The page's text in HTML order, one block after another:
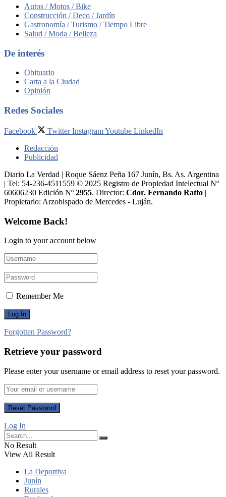
Autos / Motos / Bike
Construcción / Deco / Jardín
Gastronomía / Turismo / Tiempo Libre
Salud / Moda / Belleza
De interés
Obituario
Carta a la Ciudad
Opinión
Redes Sociales
Facebook Twitter InstagramYoutube LinkedIn
Redacción
Publicidad
Diario La Verdad | Roque Sáenz Peña 167 Junín, Bs. As. Argentina
| Tel: 54-236-4511559 © 2025 Registro de Propiedad Intelectual Nº
60606230 Edición Nº 2955. Director:​ Cdor. Fernando Ratto |
Propietario:​ Arzobispado de Mercedes - Luján.
Welcome Back!
Login to your account below
Remember Me
Forgotten Password?
Retrieve your password
Please enter your username or email address to reset your password.
Log In
No Result
View All Result
La Deportiva
Junín
Rurales